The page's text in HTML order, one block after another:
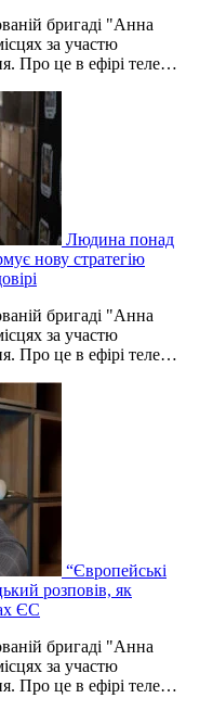
бригаді "Анна
за участю
Про це в ефірі теле…
Людина понад
нову стратегію
бригаді "Анна
за участю
Про це в ефірі теле…
“Європейські
розповів, як
ЄС
бригаді "Анна
за участю
Про це в ефірі теле…